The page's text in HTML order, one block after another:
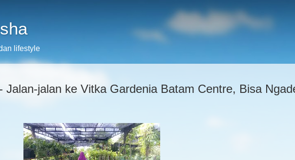
lifestyle
Jalan-jalan ke Vitka Gardenia Batam Centre, Bisa